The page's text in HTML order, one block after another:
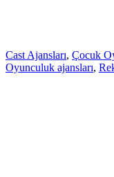
Cast Ajansları, Çocuk
Oyunculuk ajansları,